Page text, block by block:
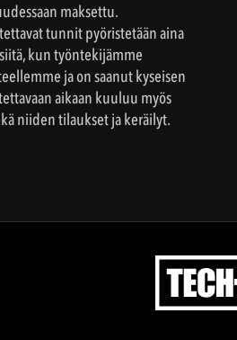
maksettu.
tunnit pyöristetään aina
kun työntekijämme
ja on saanut kyseisen
aikaan kuuluu myös
niiden tilaukset ja keräilyt.